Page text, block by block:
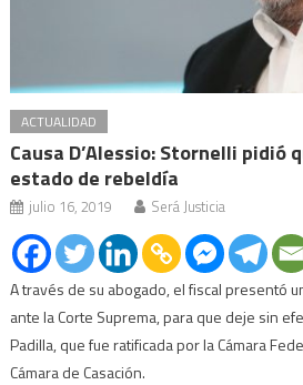
ACTUALIDAD
Causa D’Alessio: Stornelli pidió
estado de rebeldía
julio 16, 2019 Será Justicia
A través de su abogado, el fiscal presentó
ante la Corte Suprema, para que deje sin
Padilla, que fue ratificada por la Cámara
Cámara de Casación.